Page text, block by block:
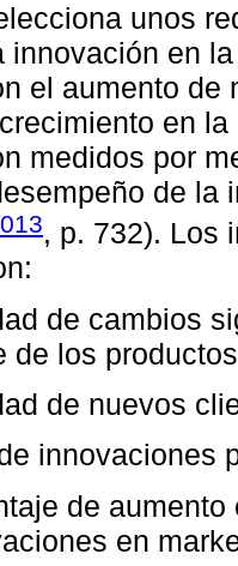
unos
innovación en
el aumento de
en
medidos por
de la
, p. 732). Los
de cambios
de los productos
de nuevos
innovaciones
de
en